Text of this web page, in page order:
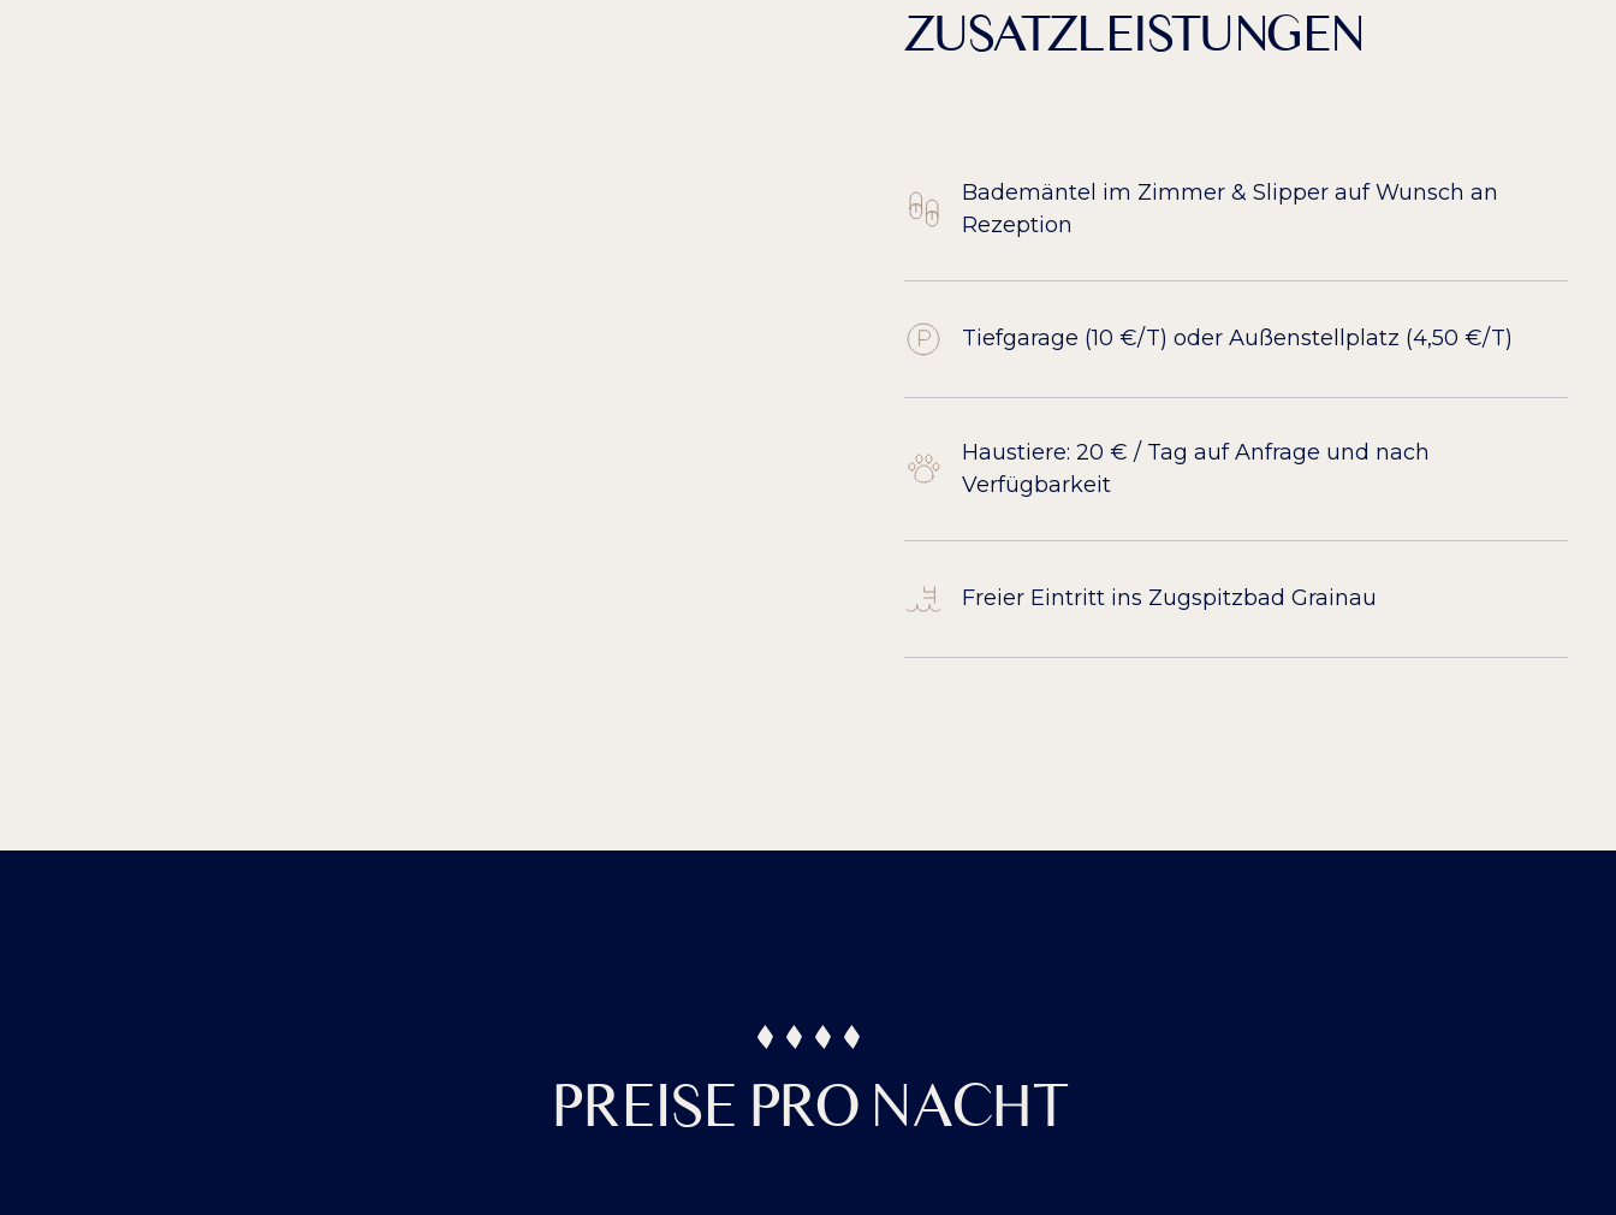
ZUSATZLEISTUNGEN
Bademäntel im Zimmer & Slipper auf Wunsch an
Rezeption
Tiefgarage (10 €/T) oder Außenstellplatz (4,50 €/T)
Haustiere: 20 € / Tag auf Anfrage und nach
Verfügbarkeit
Freier Eintritt ins Zugspitzbad Grainau
PREISE PRO NACHT